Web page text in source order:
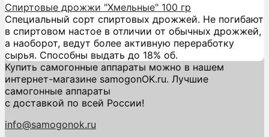
Спиртовые дрожжи "Хмельные" 100 гр
Специальный сорт спиртовых дрожжей. Не погибают
в спиртовом настое в отличии от обычных дрожжей,
а наоборот, ведут более активную переработку
сырья. Способны выдать до 18% об.
Купить самогонные аппараты можно в нашем
интернет-магазине samogonOK.ru. Лучшие
самогонные аппараты
с доставкой по всей России!
info@samogonok.ru